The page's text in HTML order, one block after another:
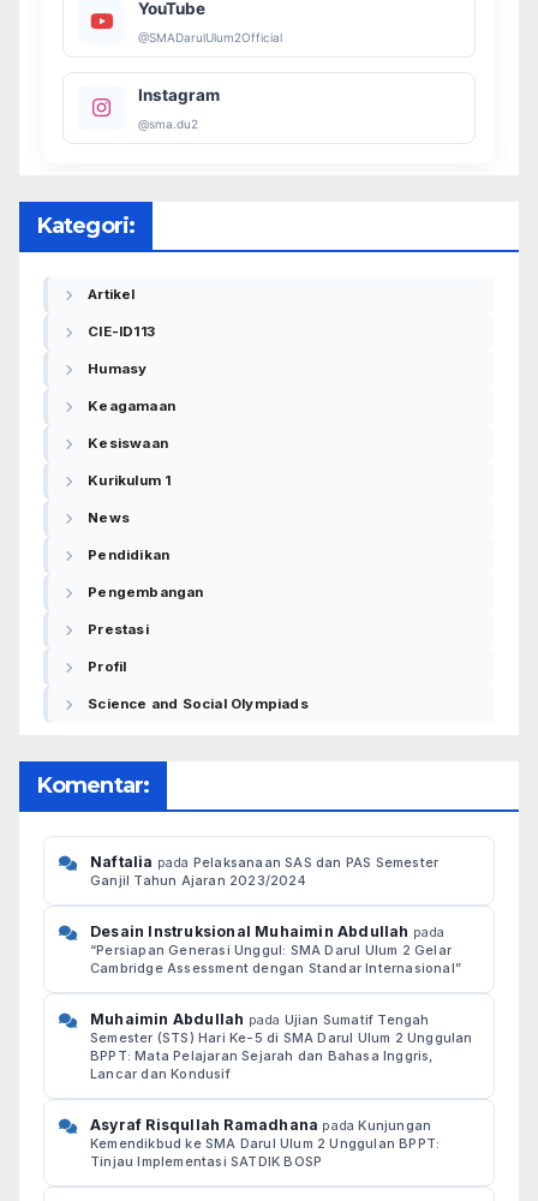
YouTube
@SMADarulUlum2Official
Instagram
@sma.du2
Kategori:
Artikel
CIE-ID113
Humasy
Keagamaan
Kesiswaan
Kurikulum 1
News
Pendidikan
Pengembangan
Prestasi
Profil
Science and Social Olympiads
Komentar:
Naftalia pada Pelaksanaan SAS dan PAS Semester
Ganjil Tahun Ajaran 2023/2024
Desain Instruksional Muhaimin Abdullah pada
“Persiapan Generasi Unggul: SMA Darul Ulum 2 Gelar
Cambridge Assessment dengan Standar Internasional”
Muhaimin Abdullah pada Ujian Sumatif Tengah
Semester (STS) Hari Ke-5 di SMA Darul Ulum 2 Unggulan
BPPT: Mata Pelajaran Sejarah dan Bahasa Inggris,
Lancar dan Kondusif
Asyraf Risqullah Ramadhana padaKunjungan
Kemendikbud ke SMA Darul Ulum 2 Unggulan BPPT:
Tinjau Implementasi SATDIK BOSP